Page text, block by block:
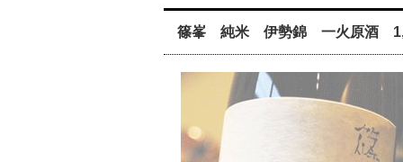
篠峯 純米 伊勢錦 一火原酒